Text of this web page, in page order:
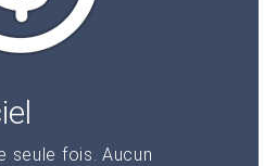
seule fois. Aucun